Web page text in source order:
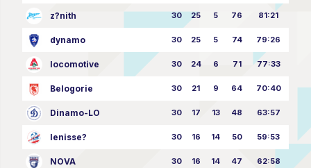
z?nith 30 25 5 76 81:21
dynamo 30 25 5 74 79:26
locomotive 30 24 6 71 77:33
Belogorie 30 21 9 64 70:40
Dinamo-LO 30 17 13 48 63:57
Ienisse? 30 16 14 50 59:53
NOVA 30 16 14 47 62:58